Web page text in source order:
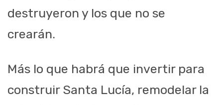
destruyeron y los que no se
crearán.
Más lo que habrá que invertir para
construir Santa Lucía, remodelar la